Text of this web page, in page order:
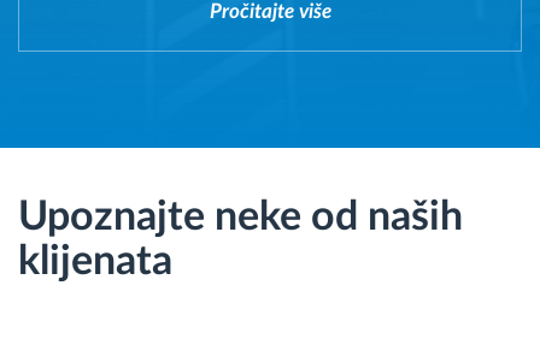
Pročitajte više
Upoznajte neke od naših
klijenata